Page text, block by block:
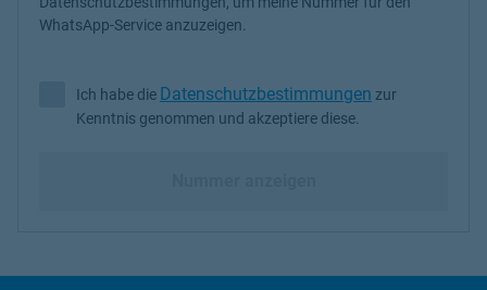
WhatsApp-Service anzuzeigen.
Ich habe die Datenschutzbestimmungen zur Kenntnis
Ich habe die Datenschutzbestimmungen zur
Kenntnis genommen und akzeptiere diese.